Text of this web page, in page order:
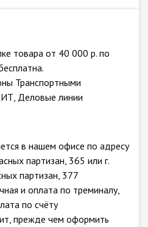
товара от 40 000 р. по
Транспортными
Деловые линии
в нашем офисе по адресу
партизан, 365 или г.
партизан, 377
и оплата по треминалу,
по счёту
прежде чем оформить